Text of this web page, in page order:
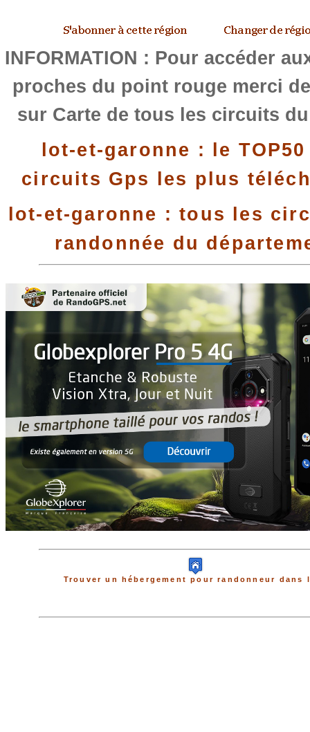
INFORMATION : Pour accéder
proches du point rouge merci
sur Carte de tous les circuits du
lot-et-garonne : le
circuits Gps les plus
lot-et-garonne : tous les
randonnée du
Trouver un hébergement pour randonneur dans